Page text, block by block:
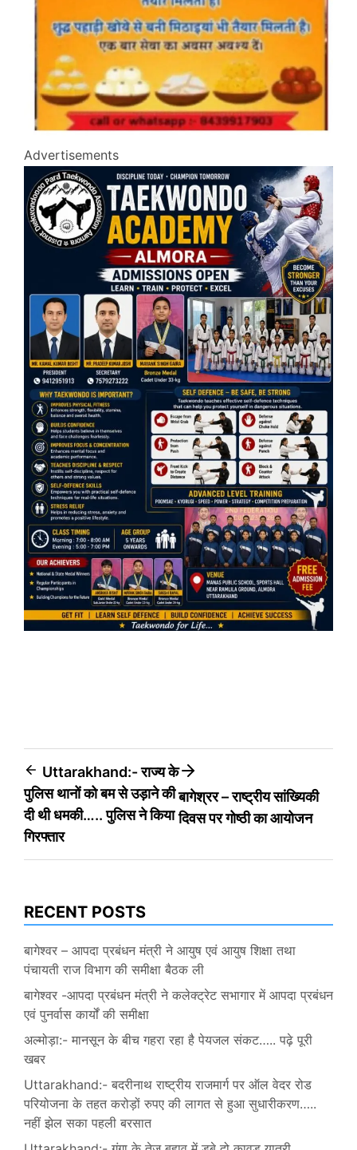
Advertisements
Post
navigation
Uttarakhand:- राज्य के
पुलिस थानों को बम से उड़ाने की
दी थी धमकी….. पुलिस ने किया
गिरफ्तार
बागेश्रर – राष्ट्रीय सांख्यिकी
दिवस पर गोष्ठी का आयोजन
RECENT POSTS
बागेश्वर – आपदा प्रबंधन मंत्री ने आयुष एवं आयुष शिक्षा तथा
पंचायती राज विभाग की समीक्षा बैठक ली
बागेश्वर -आपदा प्रबंधन मंत्री ने कलेक्ट्रेट सभागार में आपदा प्रबंधन
एवं पुनर्वास कार्यों की समीक्षा
अल्मोड़ा:- मानसून के बीच गहरा रहा है पेयजल संकट….. पढ़े पूरी
खबर
Uttarakhand:- बदरीनाथ राष्ट्रीय राजमार्ग पर ऑल वेदर रोड
परियोजना के तहत करोड़ों रुपए की लागत से हुआ सुधारीकरण…..
नहीं झेल सका पहली बरसात